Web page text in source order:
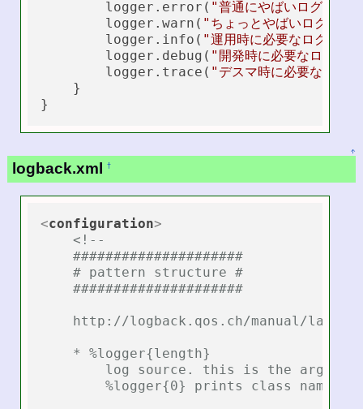
        logger.error(
"普通にやばいログ　　"
        logger.warn(
"ちょっとやばいログ　"
        logger.info(
"運用時に必要なログ　"
        logger.debug(
"開発時に必要なログ　"
        logger.trace(
"デスマ時に必要なログ"
    }
↑
logback.xml †
<configuration>
<!--
    #####################
    # pattern structure #
    #####################
http://logback.qos.ch/manual/
    * %logger{length}
log source. this is the
        %logger{0} prints class name.